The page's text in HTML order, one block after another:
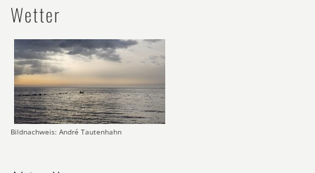
Wetter
Bildnachweis: André Tautenhahn